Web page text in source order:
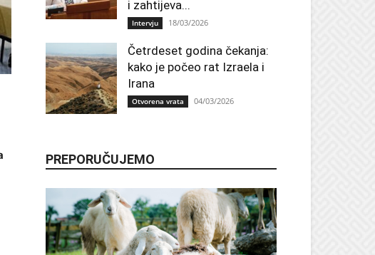
i zahtijeva...
Intervju 18/03/2026
Četrdeset godina čekanja:
kako je počeo rat Izraela i
Irana
Otvorena vrata 04/03/2026
PREPORUČUJEMO